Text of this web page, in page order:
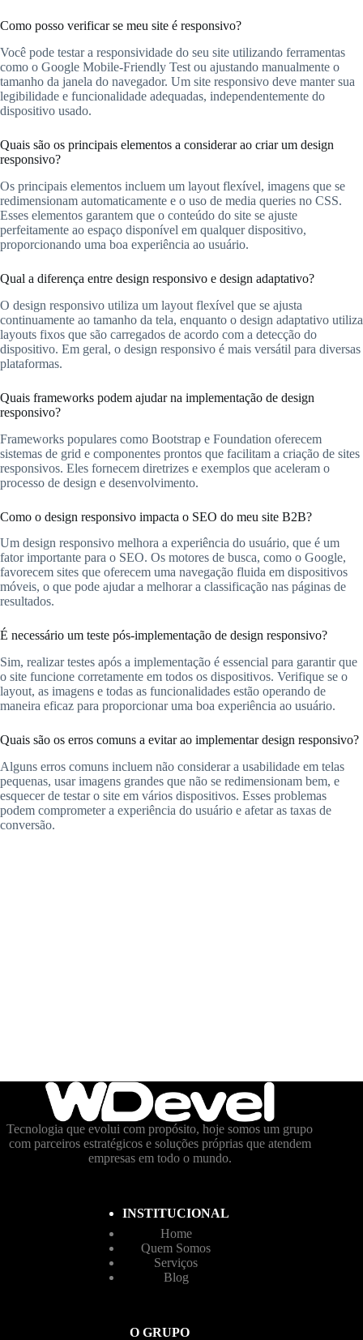
Como posso verificar se meu site é responsivo?
Você pode testar a responsividade do seu site utilizando ferramentas
como o Google Mobile-Friendly Test ou ajustando manualmente o
tamanho da janela do navegador. Um site responsivo deve manter sua
legibilidade e funcionalidade adequadas, independentemente do
dispositivo usado.
Quais são os principais elementos a considerar ao criar um design
responsivo?
Os principais elementos incluem um layout flexível, imagens que se
redimensionam automaticamente e o uso de media queries no CSS.
Esses elementos garantem que o conteúdo do site se ajuste
perfeitamente ao espaço disponível em qualquer dispositivo,
proporcionando uma boa experiência ao usuário.
Qual a diferença entre design responsivo e design adaptativo?
O design responsivo utiliza um layout flexível que se ajusta
continuamente ao tamanho da tela, enquanto o design adaptativo utiliza
layouts fixos que são carregados de acordo com a detecção do
dispositivo. Em geral, o design responsivo é mais versátil para diversas
plataformas.
Quais frameworks podem ajudar na implementação de design
responsivo?
Frameworks populares como Bootstrap e Foundation oferecem
sistemas de grid e componentes prontos que facilitam a criação de sites
responsivos. Eles fornecem diretrizes e exemplos que aceleram o
processo de design e desenvolvimento.
Como o design responsivo impacta o SEO do meu site B2B?
Um design responsivo melhora a experiência do usuário, que é um
fator importante para o SEO. Os motores de busca, como o Google,
favorecem sites que oferecem uma navegação fluida em dispositivos
móveis, o que pode ajudar a melhorar a classificação nas páginas de
resultados.
É necessário um teste pós-implementação de design responsivo?
Sim, realizar testes após a implementação é essencial para garantir que
o site funcione corretamente em todos os dispositivos. Verifique se o
layout, as imagens e todas as funcionalidades estão operando de
maneira eficaz para proporcionar uma boa experiência ao usuário.
Quais são os erros comuns a evitar ao implementar design responsivo?
Alguns erros comuns incluem não considerar a usabilidade em telas
pequenas, usar imagens grandes que não se redimensionam bem, e
esquecer de testar o site em vários dispositivos. Esses problemas
podem comprometer a experiência do usuário e afetar as taxas de
conversão.
Tecnologia que evolui com propósito, hoje somos um grupo
com parceiros estratégicos e soluções próprias que atendem
empresas em todo o mundo.
INSTITUCIONAL
Home
Quem Somos
Serviços
Blog
O GRUPO